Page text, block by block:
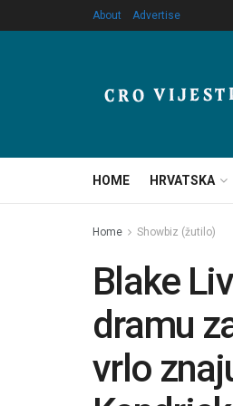
About Advertise
HOME HRVATSKA
Home Showbiz (žutilo)
Blake
dramu
vrlo